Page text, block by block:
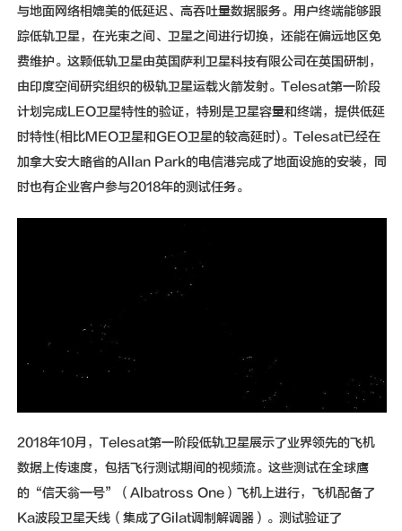
与地面网络相媲美的低延迟、高吞吐量数据服务。用户终端能够跟
踪低轨卫星，在光束之间、卫星之间进行切换，还能在偏远地区免
费维护。这颗低轨卫星由英国萨利卫星科技有限公司在英国研制，
由印度空间研究组织的极轨卫星运载火箭发射。Telesat第一阶段
计划完成LEO卫星特性的验证，特别是卫星容量和终端，提供低延
时特性(相比MEO卫星和GEO卫星的较高延时)。Telesat已经在
加拿大安大略省的Allan Park的电信港完成了地面设施的安装，同
时也有企业客户参与2018年的测试任务。
2018年10月，Telesat第一阶段低轨卫星展示了业界领先的飞机
数据上传速度，包括飞行测试期间的视频流。这些测试在全球鹰
的“信天翁一号”（Albatross One）飞机上进行，飞机配备了
Ka波段卫星天线（集成了Gilat调制解调器）。测试验证了